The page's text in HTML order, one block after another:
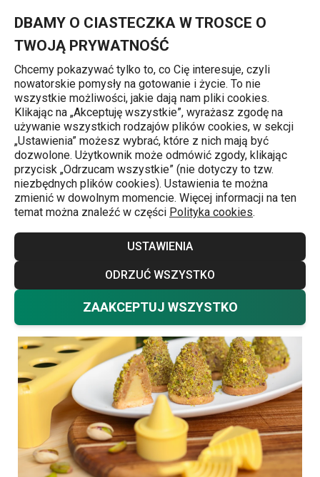
DBAMY O CIASTECZKA W TROSCE O
TWOJĄ PRYWATNOŚĆ
Chcemy pokazywać tylko to, co Cię interesuje, czyli
nowatorskie pomysły na gotowanie i życie. To nie
wszystkie możliwości, jakie dają nam pliki cookies.
Klikając na „Akceptuję wszystkie”, wyrażasz zgodę na
używanie wszystkich rodzajów plików cookies, w sekcji
„Ustawienia” możesz wybrać, które z nich mają być
dozwolone. Użytkownik może odmówić zgody, klikając
przycisk „Odrzucam wszystkie” (nie dotyczy to tzw.
niezbędnych plików cookies). Ustawienia te można
zmienić w dowolnym momencie. Więcej informacji na ten
temat można znaleźć w części Polityka cookies.
USTAWIENIA
ODRZUĆ WSZYSTKO
ZAAKCEPTUJ WSZYSTKO
Przepisy
Pistacjowe ule
Przepisy 14.11.2024
Zrób wrażenie na gościach dzięki zielonym ulom.
Przyciągają wzrok, świetnie smakują i mają jedną wielką
zaletę: możesz je
. Do
ciasta można użyć n
ieudanych lub połamanych
kruchych ciasteczek.